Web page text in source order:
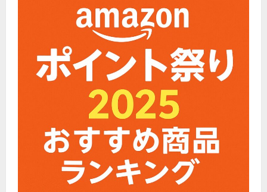
ッ
チ
ー
ル
フ
ッ
ク
2
個
り
壁
掛